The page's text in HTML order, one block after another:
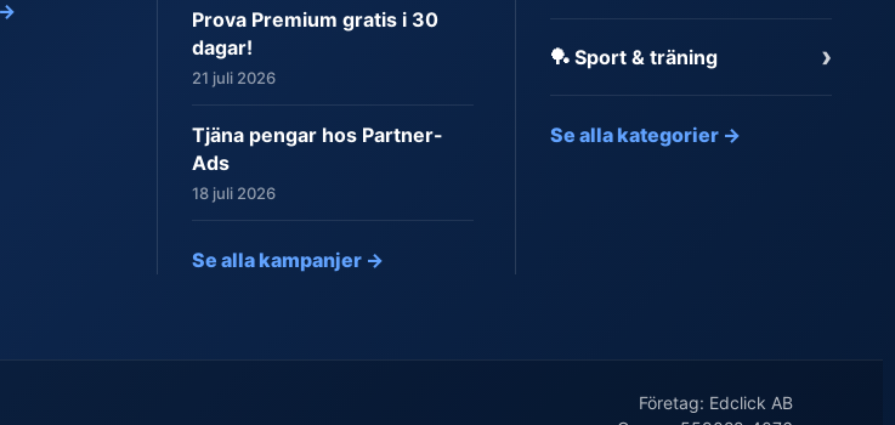
Prova Premium gratis i 30
dagar!
21 juli 2026
Tjäna pengar hos Partner-
Ads
18 juli 2026
Se alla kampanjer →
🏓 Sport & träning ›
Se alla kategorier →
Företag: Edclick AB